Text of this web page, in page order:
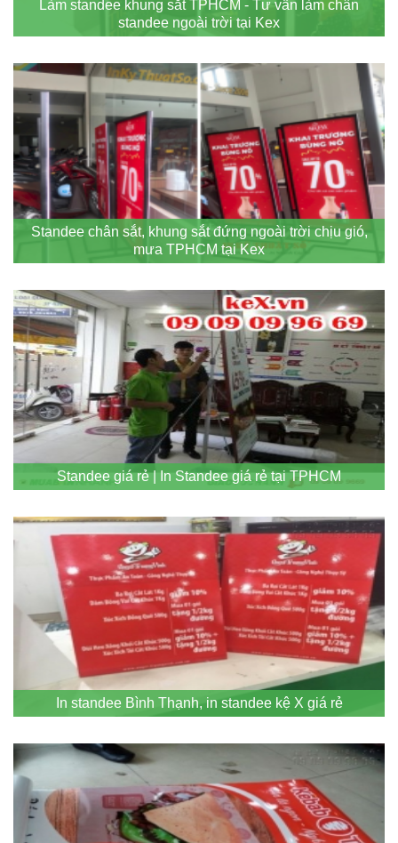
Làm standee khung sắt TPHCM - Tư vấn làm chân
standee ngoài trời tại Kex
Standee chân sắt, khung sắt đứng ngoài trời chịu gió,
mưa TPHCM tại Kex
Standee giá rẻ | In Standee giá rẻ tại TPHCM
In standee Bình Thạnh, in standee kệ X giá rẻ